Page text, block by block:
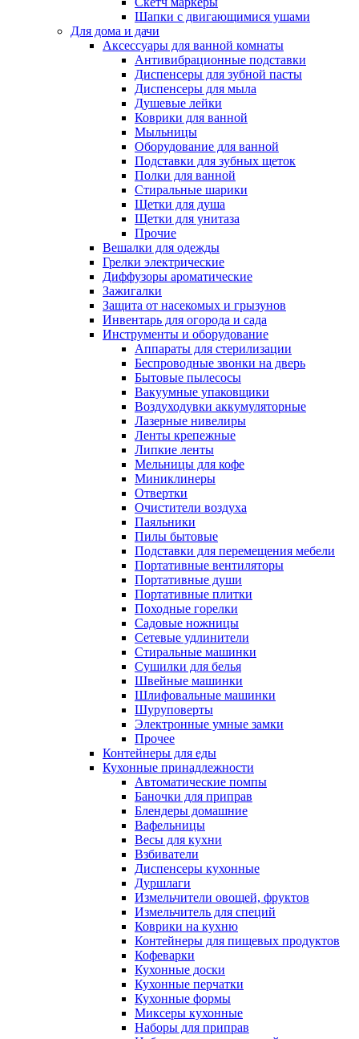
Шапки с двигающимися ушами
Для дома и дачи
Аксессуары для ванной комнаты
Антивибрационные подставки
Диспенсеры для зубной пасты
Диспенсеры для мыла
Душевые лейки
Коврики для ванной
Мыльницы
Оборудование для ванной
Подставки для зубных щеток
Полки для ванной
Стиральные шарики
Щетки для душа
Щетки для унитаза
Прочие
Вешалки для одежды
Грелки электрические
Диффузоры ароматические
Зажигалки
Защита от насекомых и грызунов
Инвентарь для огорода и сада
Инструменты и оборудование
Аппараты для стерилизации
Беспроводные звонки на дверь
Бытовые пылесосы
Вакуумные упаковщики
Воздуходувки аккумуляторные
Лазерные нивелиры
Ленты крепежные
Липкие ленты
Мельницы для кофе
Миниклинеры
Отвертки
Очистители воздуха
Паяльники
Пилы бытовые
Подставки для перемещения мебели
Портативные вентиляторы
Портативные души
Портативные плитки
Походные горелки
Садовые ножницы
Сетевые удлинители
Стиральные машинки
Сушилки для белья
Швейные машинки
Шлифовальные машинки
Шуруповерты
Электронные умные замки
Прочее
Контейнеры для еды
Кухонные принадлежности
Автоматические помпы
Баночки для приправ
Блендеры домашние
Вафельницы
Весы для кухни
Взбиватели
Диспенсеры кухонные
Дуршлаги
Измельчители овощей, фруктов
Измельчитель для специй
Коврики на кухню
Контейнеры для пищевых продуктов
Кофеварки
Кухонные доски
Кухонные перчатки
Кухонные формы
Миксеры кухонные
Наборы для приправ